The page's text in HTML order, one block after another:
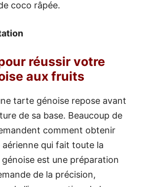
coco râpée.
réussir votre
aux fruits
tarte génoise repose avant
de sa base. Beaucoup de
comment obtenir
qui fait toute la
est une préparation
de la précision,